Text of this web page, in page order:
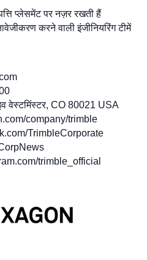
प्लेसमेंट पर नज़र रखती हैं
करने वाली इंजीनियरिंग टीमें
वेस्टमिंस्टर, CO 80021 USA
company/trimble
TrimbleCorporate
trimble_official